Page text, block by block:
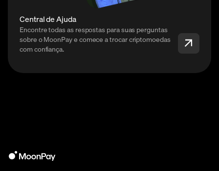
Central de Ajuda
Encontre todas as respostas para suas perguntas
sobre o MoonPay e comece a trocar criptomoedas
com confiança.